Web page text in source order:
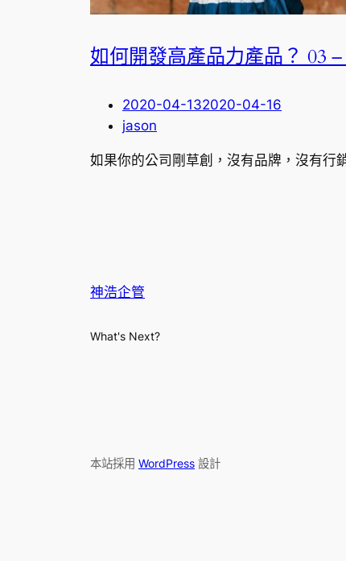
如何開發高產品力產品？ 03
2020-04-132020-04-16
jason
如果你的公司剛草創，沒有品牌，沒有行
神浩企管
What's Next?
本站採用 WordPress 設計